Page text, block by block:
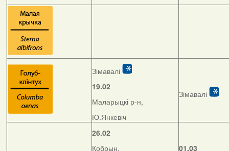
Зімавалі
19.02
Маларыцкі р-н,
Ю.Янкевіч
Зімавалі
26.02
Кобрын,
01.03